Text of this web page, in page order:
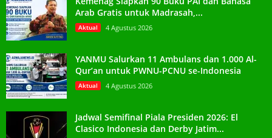
Arab Gratis untuk Madrasah,...
Aktual 4 Agustus 2026
YANMU Salurkan 11 Ambulans dan 1.000 Al-
Qur’an untuk PWNU-PCNU se-Indonesia
Aktual 4 Agustus 2026
Jadwal Semifinal Piala Presiden 2026: El
Clasico Indonesia dan Derby Jatim...